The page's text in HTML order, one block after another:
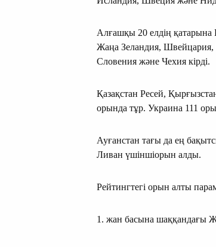
Алғашқы 20 елдің
Жаңа Зеландия, Швейцария,
Словения және Чехия кірді.
Қазақстан Ресей,
орында тұр. Украина 111
Ауғанстан тағы да ең
Ливан үшіншіорын алды.
Рейтингтегі орын алты
1. жан басына шаққандағы